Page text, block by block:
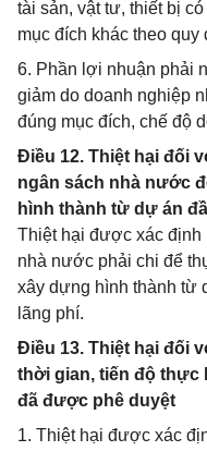
tài sản, vật tư, thiết bị
mục đích khác theo quy
6. Phần lợi nhuận phải
giảm do doanh nghiệp
đúng mục đích, chế độ
Điều 12. Thiệt hại đối
ngân sách nhà nước
hình thành từ dự án
Thiệt hại được xác định
nhà nước phải chi để
xây dựng hình thành từ
lãng phí.
Điều 13. Thiệt hại đối
thời gian, tiến độ thực
đã được phê duyệt
1. Thiệt hại được xác